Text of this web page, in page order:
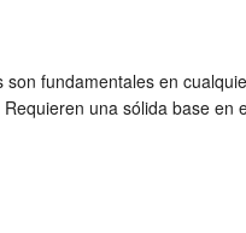
fundamentales en
una sólida base